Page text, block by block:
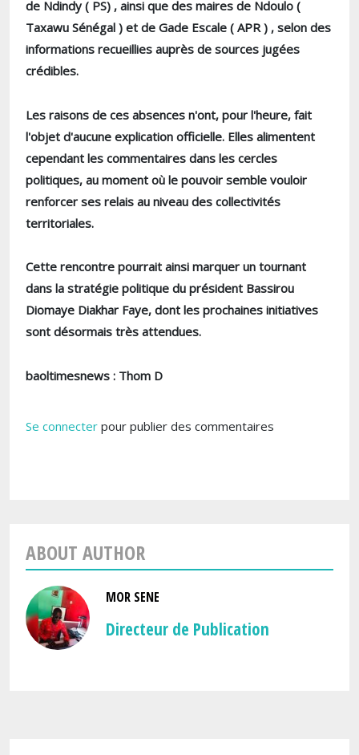
de Ndindy ( PS) , ainsi que des maires de Ndoulo (
Taxawu Sénégal ) et de Gade Escale ( APR ) , selon des
informations recueillies auprès de sources jugées
crédibles.
Les raisons de ces absences n'ont, pour l'heure, fait
l'objet d'aucune explication officielle. Elles alimentent
cependant les commentaires dans les cercles
politiques, au moment où le pouvoir semble vouloir
renforcer ses relais au niveau des collectivités
territoriales.
Cette rencontre pourrait ainsi marquer un tournant
dans la stratégie politique du président Bassirou
Diomaye Diakhar Faye, dont les prochaines initiatives
sont désormais très attendues.
baoltimesnews : Thom D
Se connecter pour publier des commentaires
ABOUT AUTHOR
MOR SENE
Directeur de Publication